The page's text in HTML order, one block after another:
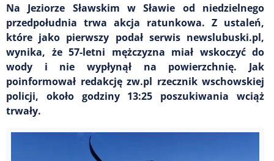
Na Jeziorze Sławskim w Sławie od niedzielnego
przedpołudnia trwa akcja ratunkowa. Z ustaleń,
które jako pierwszy podał serwis newslubuski.pl,
wynika, że 57-letni mężczyzna miał wskoczyć do
wody i nie wypłynął na powierzchnię. Jak
poinformował redakcję zw.pl rzecznik wschowskiej
policji, około godziny 13:25 poszukiwania wciąż
trwały.